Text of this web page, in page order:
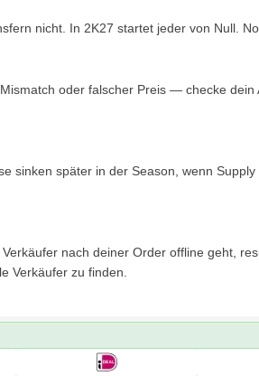
nicht. In 2K27 startet jeder von Null.
oder falscher Preis — checke
später in der Season, wenn
nach deiner Order offline geht,
Verkäufer zu finden.